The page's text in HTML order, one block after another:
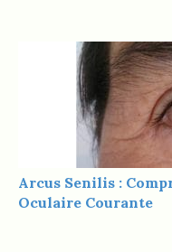
Arcus Senilis :
Oculaire Courante